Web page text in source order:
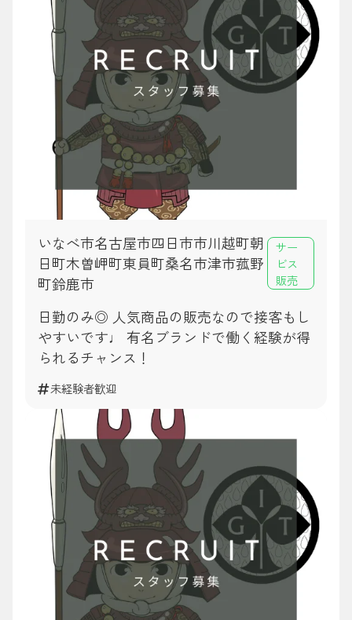
いなべ市名古屋市四日市市川越町朝
日町木曽岬町東員町桑名市津市菰野
町鈴鹿市
サー
ビス
販売
日勤のみ◎ 人気商品の販売なので接客もし
やすいです♩ 有名ブランドで働く経験が得
られるチャンス！
未経験者歓迎